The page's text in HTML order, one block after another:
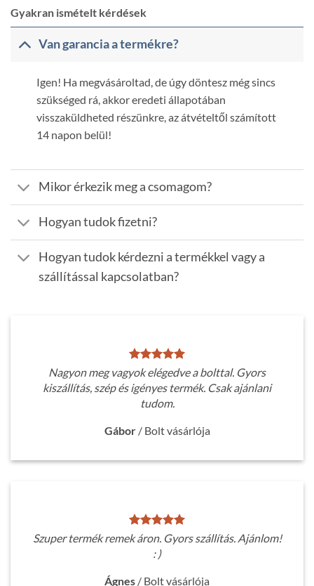
Gyakran ismételt kérdések
Van garancia a termékre?
Igen! Ha megvásároltad, de úgy döntesz még sincs
szükséged rá, akkor eredeti állapotában
visszaküldheted részünkre, az átvételtől számított
14 napon belül!
Mikor érkezik meg a csomagom?
Hogyan tudok fizetni?
Hogyan tudok kérdezni a termékkel vagy a
szállítással kapcsolatban?
Nagyon meg vagyok elégedve a bolttal. Gyors
kiszállítás, szép és igényes termék. Csak ajánlani
tudom.
Gábor / Bolt vásárlója
Szuper termék remek áron. Gyors szállítás. Ajánlom!
: )
Ágnes / Bolt vásárlója